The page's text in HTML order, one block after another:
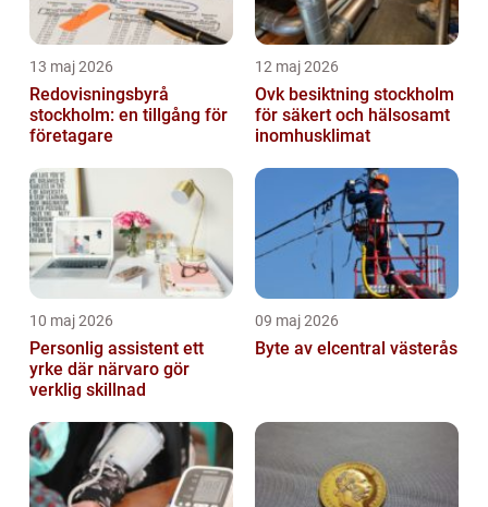
13 maj 2026
Redovisningsbyrå
stockholm: en tillgång för
företagare
12 maj 2026
Ovk besiktning stockholm
för säkert och hälsosamt
inomhusklimat
10 maj 2026
Personlig assistent ett
yrke där närvaro gör
verklig skillnad
09 maj 2026
Byte av elcentral västerås